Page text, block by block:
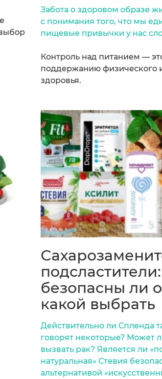
Забота о здоровом образе
с понимания того, что мы
пищевые привычки у нас
Контроль над питанием —
поддержанию физического
здоровья.
подсластители:
безопасны ли
какой выбрать
Действительно ли Спленда
говорят некоторые? Может
вызвать рак? Является ли
натуральная» Стевия
альтернативой